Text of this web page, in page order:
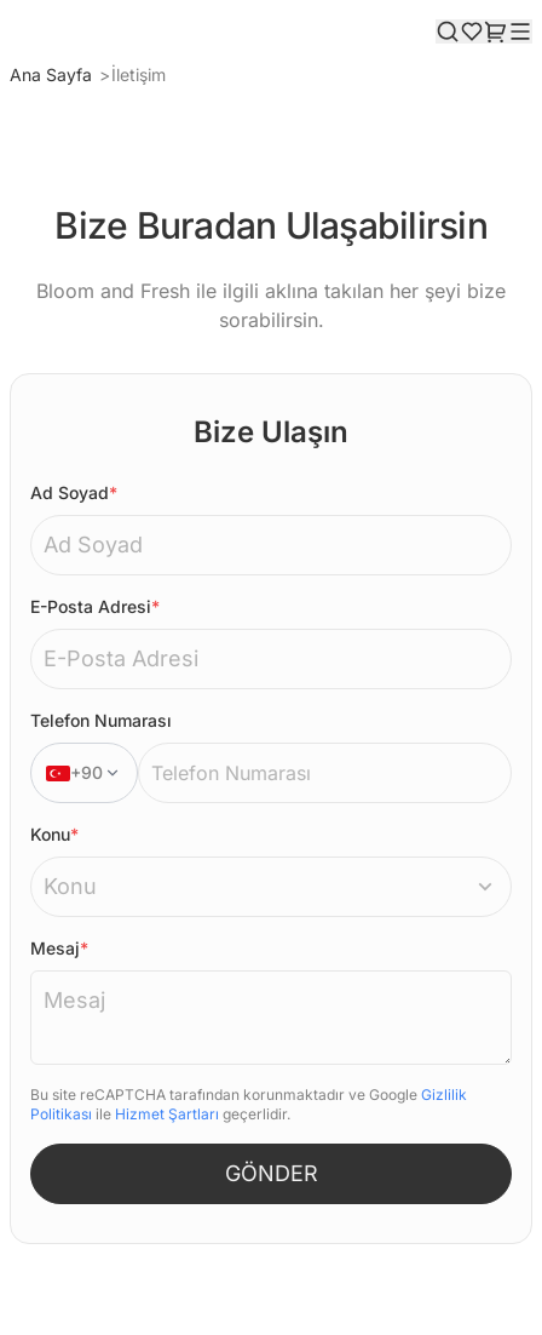
Ana Sayfa İletişim
Bize Buradan Ulaşabilirsin
Bloom and Fresh ile ilgili aklına takılan her şeyi bize
sorabilirsin.
Bize Ulaşın
Ad Soyad*
(Zorunlu alan)
E-Posta Adresi*
(Zorunlu alan)
Telefon Numarası
+90
Konu*
(Zorunlu alan)
Mesaj*
(Zorunlu alan)
Bu site reCAPTCHA tarafından korunmaktadır ve Google Gizlilik
Politikası ile Hizmet Şartları geçerlidir.
GÖNDER